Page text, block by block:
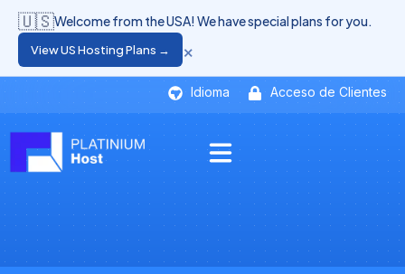
Idioma Acceso de Clientes
🇺🇸Welcome from the USA! We have special plans for you.
View US Hosting Plans → ×